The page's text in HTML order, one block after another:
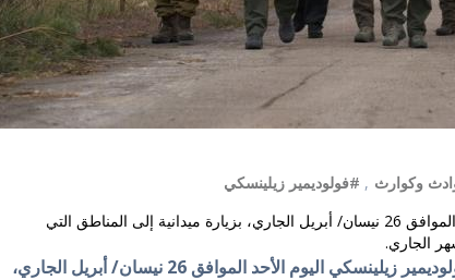
وكوارث , #فولوديمير زيلينسكي
قام الرئيس الأوكراني فولوديمير زيلينسكي اليوم الأحد الموافق 26 نيسان/ أبريل الجاري، بزيارة ميدانية إلى المناطق التي
الجاري.
كييف/ أوكرانيا بالعربية/ قام الرئيس الأوكراني فولوديمير زيلينسكي اليوم الأحد الموافق 26 نيسان/ أبريل الجاري،